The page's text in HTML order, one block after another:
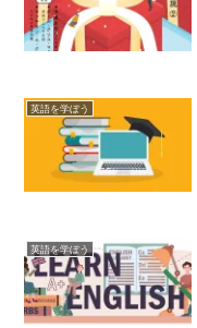
英語を学ぼう
英語を学ぼう